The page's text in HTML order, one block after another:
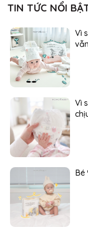
TIN TỨC NỔI
Vì
Vì
Bé